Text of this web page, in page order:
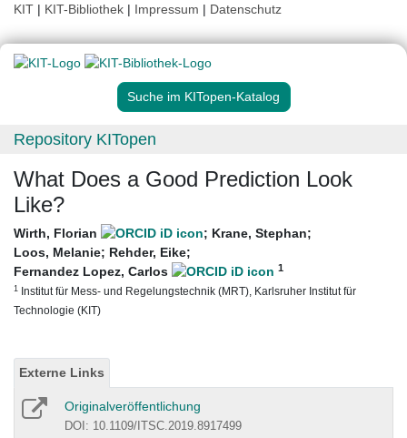
KIT | KIT-Bibliothek | Impressum | Datenschutz
Suche im KITopen-Katalog
Repository KITopen
What Does a Good Prediction Look
Like?
Wirth, Florian ; Krane, Stephan;
Loos, Melanie; Rehder, Eike;
Fernandez Lopez, Carlos
1
1 Institut für Mess- und Regelungstechnik (MRT), Karlsruher Institut für
Technologie (KIT)
Externe Links
Originalveröffentlichung
DOI: 10.1109/ITSC.2019.8917499